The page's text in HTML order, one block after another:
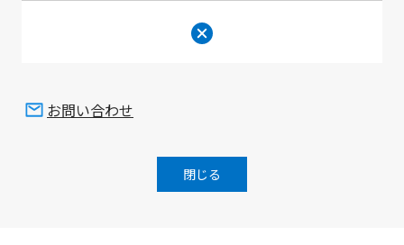
お問い合わせ
閉じる
ニュースリリース